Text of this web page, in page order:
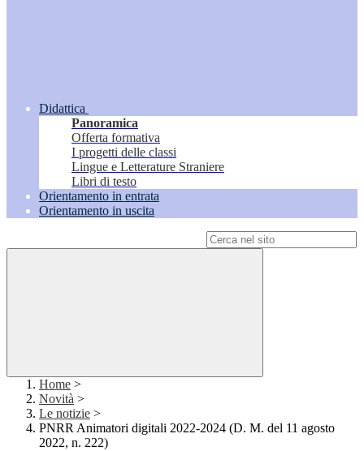
Didattica
Panoramica
Offerta formativa
I progetti delle classi
Lingue e Letterature Straniere
Libri di testo
Orientamento in entrata
Orientamento in uscita
Home >
Novità >
Le notizie >
PNRR Animatori digitali 2022-2024 (D. M. del 11 agosto
2022, n. 222)